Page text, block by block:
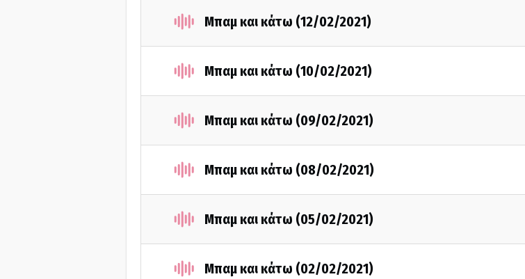
Μπαμ και κάτω (12/02/2021)
Μπαμ και κάτω (10/02/2021)
Μπαμ και κάτω (09/02/2021)
Μπαμ και κάτω (08/02/2021)
Μπαμ και κάτω (05/02/2021)
Μπαμ και κάτω (02/02/2021)